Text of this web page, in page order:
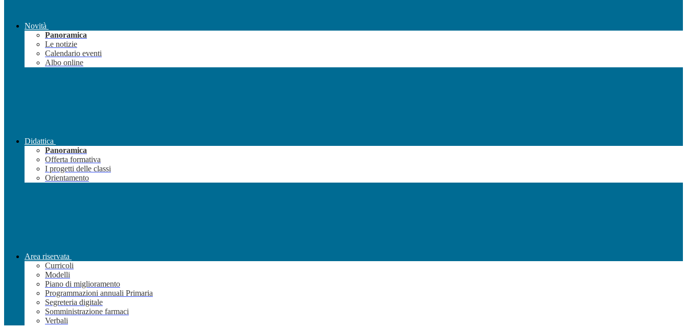
Novità
Panoramica
Le notizie
Calendario eventi
Albo online
Didattica
Panoramica
Offerta formativa
I progetti delle classi
Orientamento
Area riservata
Curricoli
Modelli
Piano di miglioramento
Programmazioni annuali Primaria
Segreteria digitale
Somministrazione farmaci
Verbali